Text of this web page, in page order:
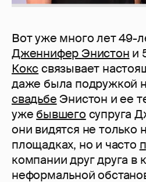
Вот уже много лет 49-
Дженнифер Энистон и
Кокссвязывает
даже была подружкой
свадьбеЭнистон и ее
уже бывшего супруга
они видятся не только
площадках, но и часто
компании друг друга в
неформальной